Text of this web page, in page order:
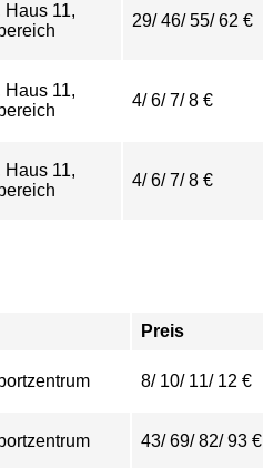
Haus 11,
29/ 46/ 55/ 62 €
Haus 11,
4/ 6/ 7/ 8 €
Haus 11,
4/ 6/ 7/ 8 €
Preis
8/ 10/ 11/ 12 €
43/ 69/ 82/ 93 €